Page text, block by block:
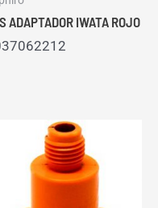
ADAPTADOR IWATA ROJO